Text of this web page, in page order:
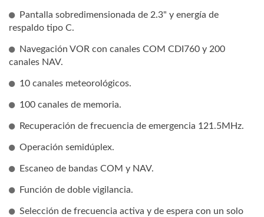
Pantalla sobredimensionada de 2.3" y energía de
respaldo tipo C.
Navegación VOR con canales COM CDI760 y 200
canales NAV.
10 canales meteorológicos.
100 canales de memoria.
Recuperación de frecuencia de emergencia 121.5MHz.
Operación semidúplex.
Escaneo de bandas COM y NAV.
Función de doble vigilancia.
Selección de frecuencia activa y de espera con un solo